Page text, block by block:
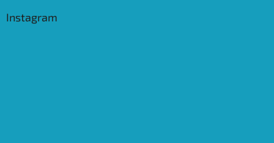
Instagram